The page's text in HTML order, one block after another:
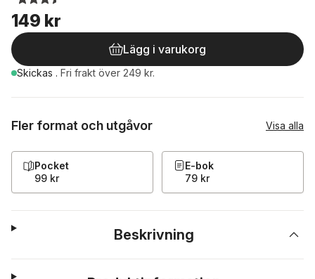
149 kr
Lägg i varukorg
Skickas . Fri frakt över 249 kr.
Fler format och utgåvor Visa alla
Pocket
99 kr
E-bok
79 kr
Beskrivning